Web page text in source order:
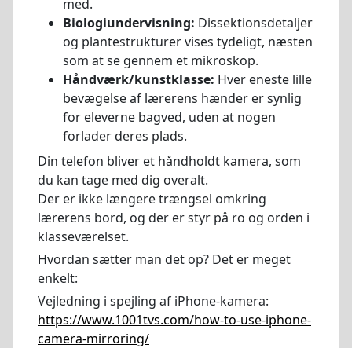
med.
Biologiundervisning: Dissektionsdetaljer
og plantestrukturer vises tydeligt, næsten
som at se gennem et mikroskop.
Håndværk/kunstklasse: Hver eneste lille
bevægelse af lærerens hænder er synlig
for eleverne bagved, uden at nogen
forlader deres plads.
Din telefon bliver et håndholdt kamera, som
du kan tage med dig overalt.
Der er ikke længere trængsel omkring
lærerens bord, og der er styr på ro og orden i
klasseværelset.
Hvordan sætter man det op? Det er meget
enkelt:
Vejledning i spejling af iPhone-kamera:
https://www.1001tvs.com/how-to-use-iphone-
camera-mirroring/